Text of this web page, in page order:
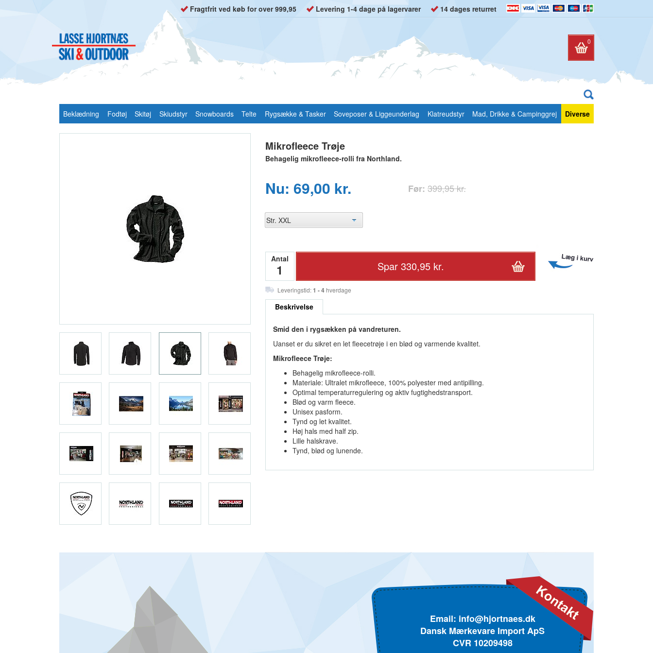
Fragtfrit ved køb for over 999,95 Levering 1-4 dage på lagervarer 14 dages returret
0
Beklædning Fodtøj Skitøj Skiudstyr Snowboards Telte Rygsække & Tasker Soveposer & Liggeunderlag Klatreudstyr Mad, Drikke & Campinggrej Diverse
Mikrofleece Trøje
Behagelig mikrofleece-rolli fra Northland.
Nu: 69,00 kr. Før: 399,95 kr.
Antal
Leveringstid:1 - 4hverdage
Beskrivelse
Smid den i rygsækken på vandreturen.
Uanset er du sikret en let fleecetrøje i en blød og varmende kvalitet.
Mikrofleece Trøje:
Behagelig mikrofleece-rolli.
Materiale: Ultralet mikrofleece, 100% polyester med antipilling.
Optimal temperaturregulering og aktiv fugtighedstransport.
Blød og varm fleece.
Unisex pasform.
Tynd og let kvalitet.
Høj hals med half zip.
Lille halskrave.
Tynd, blød og lunende.
Email: info@hjortnaes.dk
Dansk Mærkevare Import ApS
CVR 10209498